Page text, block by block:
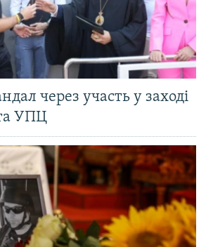
через участь у заході
УПЦ